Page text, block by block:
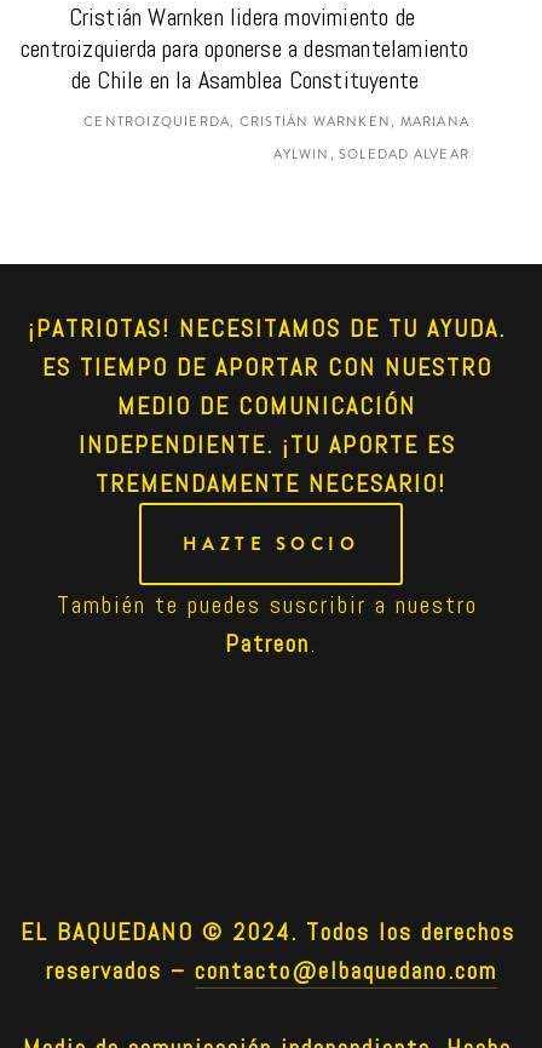
Cristián Warnken lidera movimiento de
centroizquierda para oponerse a desmantelamiento
de Chile en la Asamblea Constituyente
CENTROIZQUIERDA, CRISTIÁN WARNKEN, MARIANA
AYLWIN, SOLEDAD ALVEAR
¡PATRIOTAS! NECESITAMOS DE TU AYUDA.
ES TIEMPO DE APORTAR CON NUESTRO
MEDIO DE COMUNICACIÓN
INDEPENDIENTE. ¡TU APORTE ES
TREMENDAMENTE NECESARIO!
HAZTE SOCIO
Patreon.
EL BAQUEDANO © 2024. Todos los derechos
reservados – contacto@elbaquedano.com